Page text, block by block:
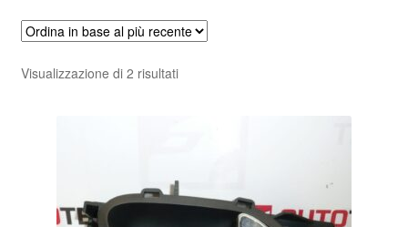
Visualizzazione di 2 risultatiOrdina